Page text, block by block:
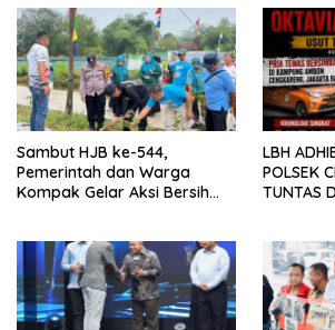
LEBONG
Sambut HJB ke-544,
Pemerintah dan Warga
Kompak Gelar Aksi Bersih
LBH
POLSEK
TUNTAS